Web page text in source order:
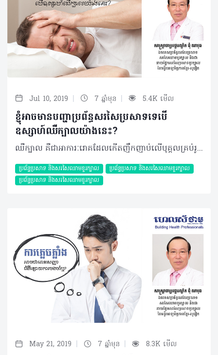
Jul 10, 2019 | 7 ឆ្នាំមុន | 5.4K មើល
ខ្ញុំអាចមានបញ្ហាប្រព័ន្ធសរសៃប្រសាទទេបើ
ឧស្សាហ៍ឈឺក្បាលយ៉ាងនេះ?
ឈឺក្បាល គឺជាអាការៈរោគដែលកើតញឹកញាប់លើបុគ្គលគ្រប់រូបពិសេសអ្នកដែលមានការងារមមាញឹក។ ប៉ុន្តែរោគសញ្ញាឈឺក្បាលនេះក៏អាចជាប់ពាក់ព័ន្ធទៅនឹងជំងឺមួយចំនួនផងដែរដូចជាបញ្ហាប្រព័ន្ធប្រសាទជាដើម។ ប៉ុន្តែប្រសិនការឈឺចាប់កើតឡើងនៅផ្នែកខាងក្រោយនៃក្បាលដែលសង្ស័យថាប៉ះពាល់ទៅនឹងប្រព័ន្ធប្រសាទ ករណីរបស់អ្នកប្រហែលជាអាចដូចទៅនឹងករណីខាងក្រោម៖ សំណួរ៖ ខ្ញុំបាទអាយុ ៣២ឆ្នាំ កម្ពស់ ១ម៉ែត្រ៧៦ ទម្ងន់ ៦៥ គីឡូក្រាម ជាវិស្វករអគ្គិសនី។ ខ្ញុំមានបញ្ហាឈឺក្បាលមួយចំហៀងផ្នែកខាងក្រោយដែលកើតឡើងយូរៗម្តងតែមិនងាយបាត់។ ពេលខ្លះអាចឈឺពេញមួយសប្តាហ៍ ហើយការឈឺនេះបានធូរស្រាលខ្លះនៅពេលគេង។ ខ្ញុំបានប្រើប្រាស់ថ្នាំបំបាត់ការឈឺចាប់ដែលមានផ្សំ Paracetamol និង Ibuprofene ៣ដងក្នុងមួយថ្ងៃជារៀងរាល់ថ្ងៃដោយខ្លួនឯងនៅពេលមានអាការៈនេះ។ តើអាការៈនេះប៉ះពាល់ប្រព័ន្ធសរសៃប្រសាទឬយ៉ាងណា? តើខ្ញុំគួរធ្វើដូចម្តេច? ចម្លើយ៖ ចំពោះការឈឺក្បាលមួយចំហៀងផ្នែកខាងក្រោយ និងពេញមួយសប្តាហ៍ តែយើងមិនដឹងថាការឈឺនេះប៉ុន្មានថ្ងៃក្នុងមួយសប្តាហ៍ និងឈឺម្តងប៉ុន្មានម៉ោង។ ចំពោះការប្រើប្រាស់ថ្នាំបំបាត់ការឈឺចាប់គ្រាន់តែជួយបន្ធូរការឈឺចាប់បណ្តោះអាសន្នប៉ុណ្ណោះ ម្យ៉ាងទៀតថ្នាំបំបាត់ការឈឺចាប់មានកម្រិតផ្សេងៗគ្នា និងមិនដឹងថាអ្នកជំងឺញ៉ាំ ៣ដងក្នុងមួយថ្ងៃក្នុងកម្រិតណាដែលមិនបាត់នោះទេ។ បើតាមការរៀបរាប់ខាងលើអាចទាក់ទងនឹងជំងឺប្រកាំងប៉ុន្តែលោកគួរតែជួបពិភាក្សាជាមួយគ្រូពេទ្យឯកទេសប្រព័ន្ធសរសៃប្រសាទខួរក្បាលដើម្បីធ្វើរោគវិនិច្ឆ័យឲ្យបានត្រឹមត្រូវហើយបើមិនមានអ្វីពាក់ព័ន្ធនឹងផ្នែកខួរក្បាលទេលោកគ្រាន់តែទទួលការព្យាបាលឲ្យបានត្រឹមត្រូវនិងដោយទៀងទាត់ក្នុងរយៈពេល៣ខែនោះអាការៈលោកនឹងអាចមានភាពប្រសើរឡើង។ បកស្រាយដោយ៖ សាស្រ្តាចារ្យមហាបរិញ្ញា ជុំ ណាវុធ ឯកទេសប្រព័ន្ធសរសៃប្រសាទសរសៃឈាមខួរក្បាល និងជានាយផ្នែកសរសៃប្រសាទខួរក្បាលនៃមន្ទីរពេទ្យមិត្តភាពខ្មែរ-សូវៀត អត្ថបទ៖ ដកស្រង់ចេញពីទស្សនាវដ្ដី ហេលស៍ថាម ប្រូ លេខ ៧៩ ©2019 រក្សាសិទ្ធិគ្រប់យ៉ាង​ដោយ Healthtime Corporation ចំពោះគ្រប់អត្ថបទដោយគ្មានផ្នែកណាមួយត្រូវបោះពុម្ពផ្សាយចូលប្រព័ន្ធអុីនធឺណែតឧបករណ៍អេឡិចត្រូនិកអាត់ជាសំឡេងឬថតចំលងគ្រប់រូបភាពដោយគ្មានការអនុញ្ញាតឡើយ
ប្រព័ន្ធប្រសាទ និងសរសៃឈាមខួរក្បាល
ប្រព័ន្ធប្រសាទ និងសរសៃឈាមខួរក្បាល
ប្រព័ន្ធប្រសាទ និងសរសៃឈាមខួរក្បាល
May 21, 2019 | 7 ឆ្នាំមុន | 8.3K មើល